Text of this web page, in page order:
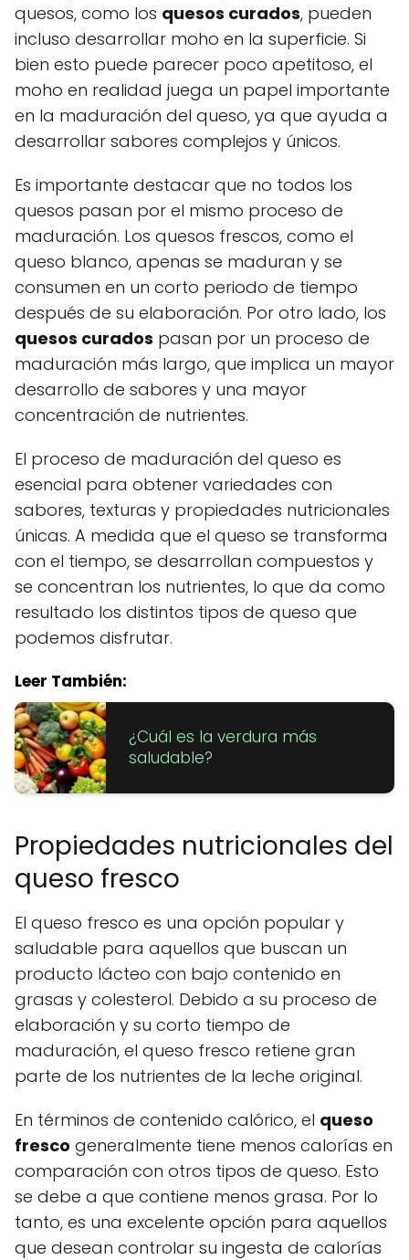
quesos, como los quesos curados, pueden
incluso desarrollar moho en la superficie. Si
bien esto puede parecer poco apetitoso, el
moho en realidad juega un papel importante
en la maduración del queso, ya que ayuda a
desarrollar sabores complejos y únicos.
Es importante destacar que no todos los
quesos pasan por el mismo proceso de
maduración. Los quesos frescos, como el
queso blanco, apenas se maduran y se
consumen en un corto periodo de tiempo
después de su elaboración. Por otro lado, los
quesos curados pasan por un proceso de
maduración más largo, que implica un mayor
desarrollo de sabores y una mayor
concentración de nutrientes.
El proceso de maduración del queso es
esencial para obtener variedades con
sabores, texturas y propiedades nutricionales
únicas. A medida que el queso se transforma
con el tiempo, se desarrollan compuestos y
se concentran los nutrientes, lo que da como
resultado los distintos tipos de queso que
podemos disfrutar.
Leer También:
¿Cuál es la verdura más
saludable?
Propiedades nutricionales del
queso fresco
El queso fresco es una opción popular y
saludable para aquellos que buscan un
producto lácteo con bajo contenido en
grasas y colesterol. Debido a su proceso de
elaboración y su corto tiempo de
maduración, el queso fresco retiene gran
parte de los nutrientes de la leche original.
En términos de contenido calórico, el queso
fresco generalmente tiene menos calorías en
comparación con otros tipos de queso. Esto
se debe a que contiene menos grasa. Por lo
tanto, es una excelente opción para aquellos
que desean controlar su ingesta de calorías